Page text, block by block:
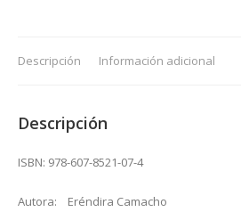
Descripción Información adicional
Descripción
ISBN: 978-607-8521-07-4
Autora: Eréndira Camacho